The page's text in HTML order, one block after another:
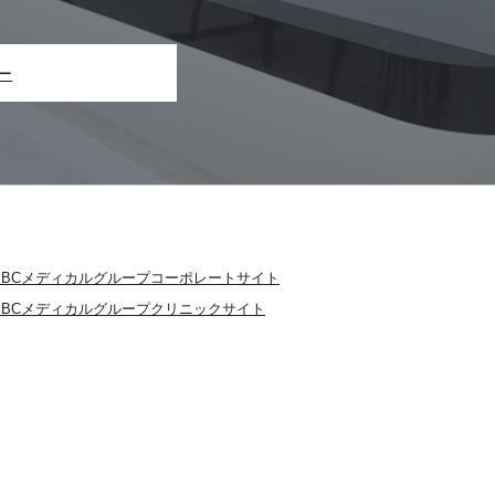
メディカルグループコーポレートサイト
メディカルグループクリニックサイト